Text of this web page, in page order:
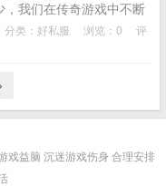
，我们在传奇游戏中不断
战来实现的，btMc超过相
看...
分类： 好私服 浏览：0
评
戏益脑 沉迷游戏伤身 合理安排